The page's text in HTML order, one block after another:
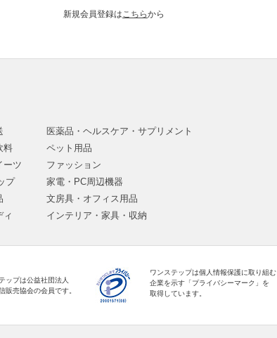
新規会員登録はこちらから
料
ーツ
プ
ィ
医薬品・ヘルスケア・サプリメント
ペット用品
ファッション
家電・PC周辺機器
文房具・オフィス用品
インテリア・家具・収納
ップは公益社団法人
販売協会の会員です。
ワンステップは個人情報保護に取り組む
企業を示す「プライバシーマーク」を
取得しています。